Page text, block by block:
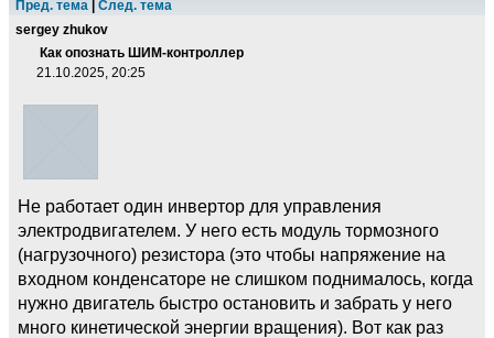
Пред. тема
След. тема
sergey zhukov
Как опознать ШИМ-контроллер
21.10.2025, 20:25
Не работает один инвертор для управления
электродвигателем. У него есть модуль тормозного
(нагрузочного) резистора (это чтобы напряжение на
входном конденсаторе не слишком поднималось, когда
нужно двигатель быстро остановить и забрать у него
много кинетической энергии вращения). Вот как раз